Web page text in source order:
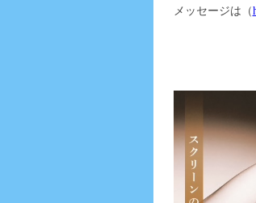
メッセージは（